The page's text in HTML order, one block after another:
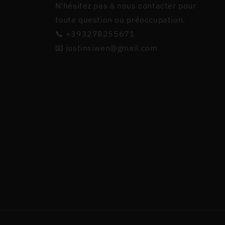
N'hésitez pas à nous contacter pour
toute question ou préoccupation.
📞 +393278255671
📧 justinsiwen@gmail.com